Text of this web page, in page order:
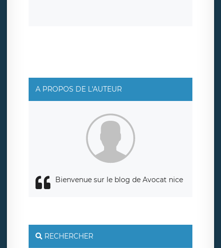
rue Léopold Sédar Senghor, joignable à l’adresse mail :
responsabledetraitement@legavox.fr. Vous avez
également le droit d’introduire une réclamation auprès
d’une autorité de contrôle.
A PROPOS DE L'AUTEUR
Bienvenue sur le blog de Avocat nice
RECHERCHER